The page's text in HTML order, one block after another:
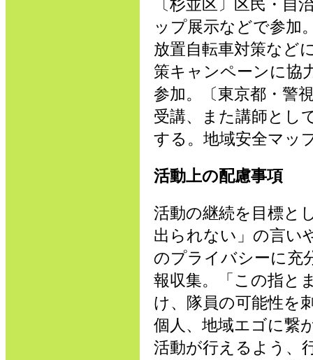
〔杉並区〕区民・自
ップ展示などで参加
放置自転車対策など
策キャンペーンに協
参加。〔東京都・警
受講、また講師とし
する。地域安全マッ
活動上の配慮事項
活動の継続を目標と
出られない」の言い
のプライバシーに充
報収集。「この指と
け、隊員の可能性を
個人、地域エゴに繋
活動が行えるよう、